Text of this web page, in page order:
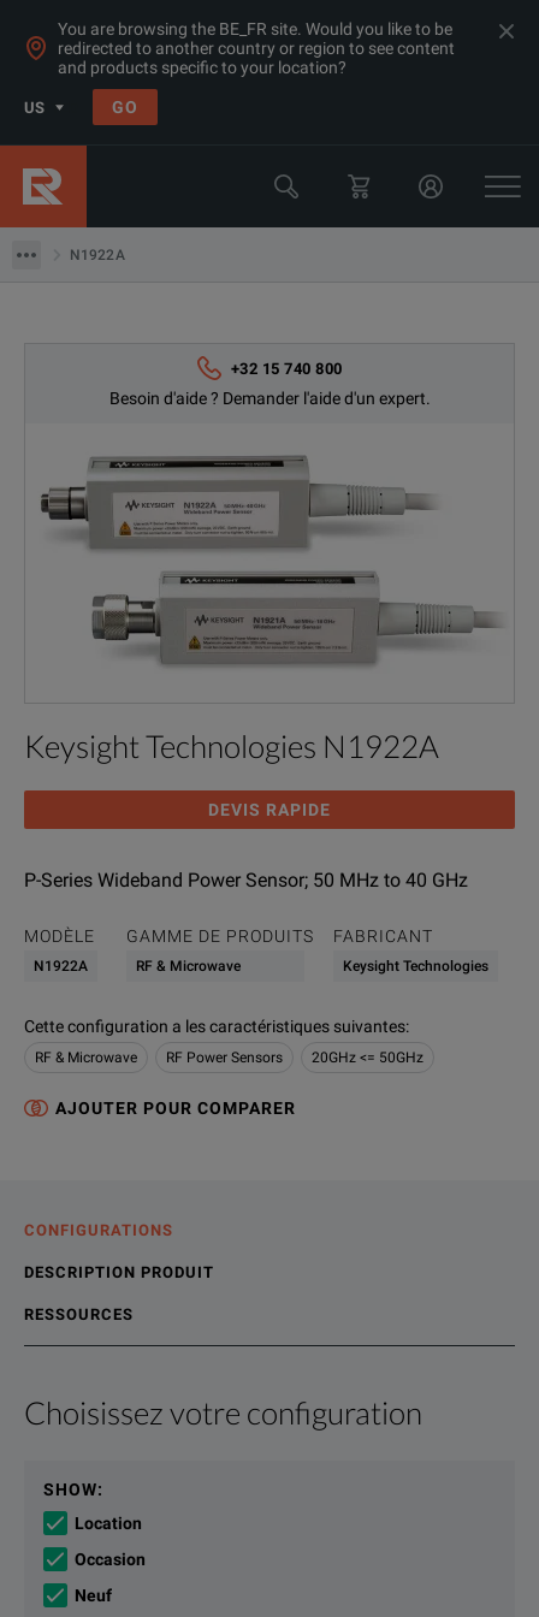
You are browsing the BE_FR site. Would you like to be
redirected to another country or region to see content
and products specific to your location?
US GO
N1922A
Capteurs de puissance HF
Keysight Technologies
+32 15 740 800
Besoin d'aide ? Demander l'aide d'un expert.
Keysight Technologies N1922A
DEVIS RAPIDE
P-Series Wideband Power Sensor; 50 MHz to 40 GHz
MODÈLE
N1922A
GAMME DE PRODUITS
RF & Microwave
FABRICANT
Keysight Technologies
Cette configuration a les caractéristiques suivantes:
RF & Microwave RF Power Sensors 20GHz <= 50GHz
AJOUTER POUR COMPARER
CONFIGURATIONS
DESCRIPTION PRODUIT
RESSOURCES
Choisissez votre configuration
SHOW:
Location
Occasion
Neuf
Description produit
The N192XA sensors are the first to provide internal zero
Ressources